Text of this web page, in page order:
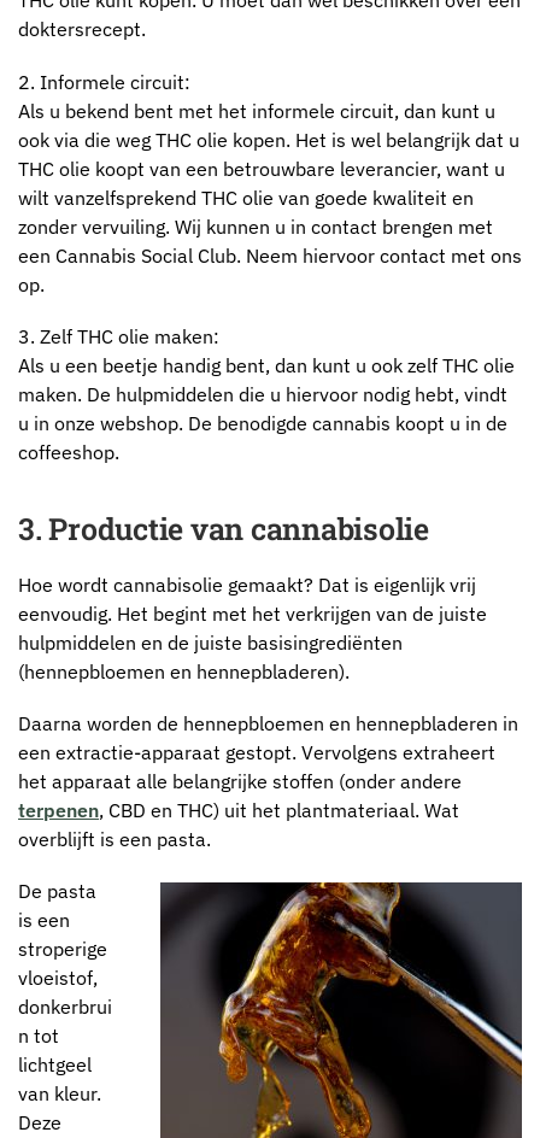
doktersrecept.
2. Informele circuit:
Als u bekend bent met het informele circuit, dan kunt u
ook via die weg THC olie kopen. Het is wel belangrijk dat u
THC olie koopt van een betrouwbare leverancier, want u
wilt vanzelfsprekend THC olie van goede kwaliteit en
zonder vervuiling. Wij kunnen u in contact brengen met
een Cannabis Social Club. Neem hiervoor contact met ons
op.
3. Zelf THC olie maken:
Als u een beetje handig bent, dan kunt u ook zelf THC olie
maken. De hulpmiddelen die u hiervoor nodig hebt, vindt
u in onze webshop. De benodigde cannabis koopt u in de
coffeeshop.
3. Productie van cannabisolie
Hoe wordt cannabisolie gemaakt? Dat is eigenlijk vrij
eenvoudig. Het begint met het verkrijgen van de juiste
hulpmiddelen en de juiste basisingrediënten
(hennepbloemen en hennepbladeren).
Daarna worden de hennepbloemen en hennepbladeren in
een extractie-apparaat gestopt. Vervolgens extraheert
het apparaat alle belangrijke stoffen (onder andere
terpenen, CBD en THC) uit het plantmateriaal. Wat
overblijft is een pasta.
De pasta
is een
stroperige
vloeistof,
donkerbrui
n tot
lichtgeel
van kleur.
Deze